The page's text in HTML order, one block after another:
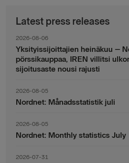
Latest press releases
2026-08-06
Yksityissijoittajien heinäkuu –
pörssikauppaa, IREN villitsi
sijoitusaste nousi rajusti
2026-08-05
Nordnet: Månadsstatistik juli
2026-08-05
Nordnet: Monthly statistics July
2026-07-31